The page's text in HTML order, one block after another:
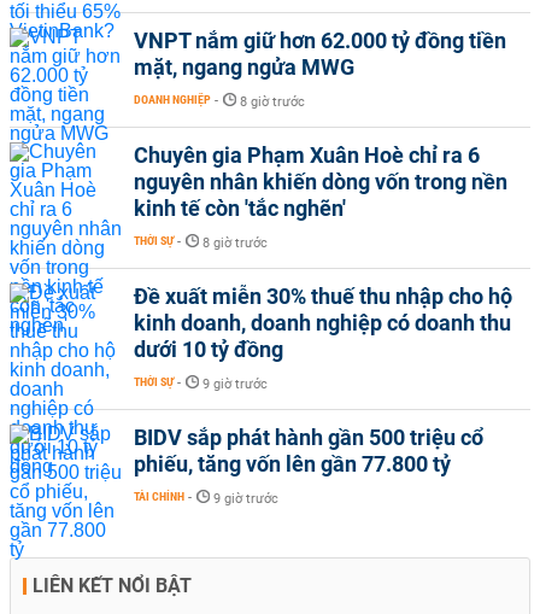
VNPT nắm giữ hơn 62.000 tỷ đồng tiền
mặt, ngang ngửa MWG
DOANH NGHIỆP - 8 giờ trước
Chuyên gia Phạm Xuân Hoè chỉ ra 6
nguyên nhân khiến dòng vốn trong nền
kinh tế còn 'tắc nghẽn'
THỜI SỰ - 8 giờ trước
Đề xuất miễn 30% thuế thu nhập cho hộ
kinh doanh, doanh nghiệp có doanh thu
dưới 10 tỷ đồng
THỜI SỰ - 9 giờ trước
BIDV sắp phát hành gần 500 triệu cổ
phiếu, tăng vốn lên gần 77.800 tỷ
TÀI CHÍNH - 9 giờ trước
LIÊN KẾT NỔI BẬT